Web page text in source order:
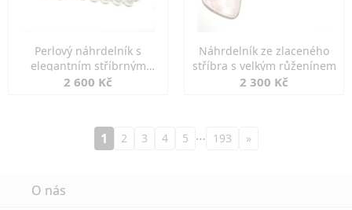
Perlový náhrdelník s
elegantním stříbrným
zapínáním
2 600 Kč
Náhrdelník ze zlaceného
stříbra s velkým růženínem
2 300 Kč
1 2 3 4 5 … 193 »
O nás